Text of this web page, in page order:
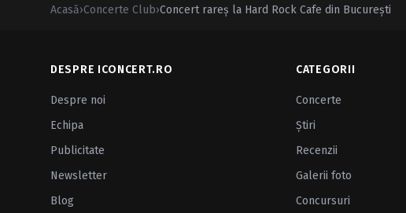
Acasă›Concerte Club›Concert rareș la Hard Rock Cafe din București
DESPRE ICONCERT.RO
Despre noi
Echipa
Publicitate
Newsletter
Blog
CATEGORII
Concerte
Ştiri
Recenzii
Galerii foto
Concursuri